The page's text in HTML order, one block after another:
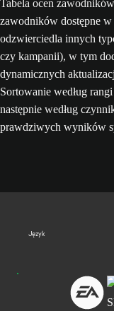
Tabela ocen
zawodników dostępne
odzwierciedla innych
czy kampanii), w tym
dynamicznych
Sortowanie według
następnie według
prawdziwych wyników
Język